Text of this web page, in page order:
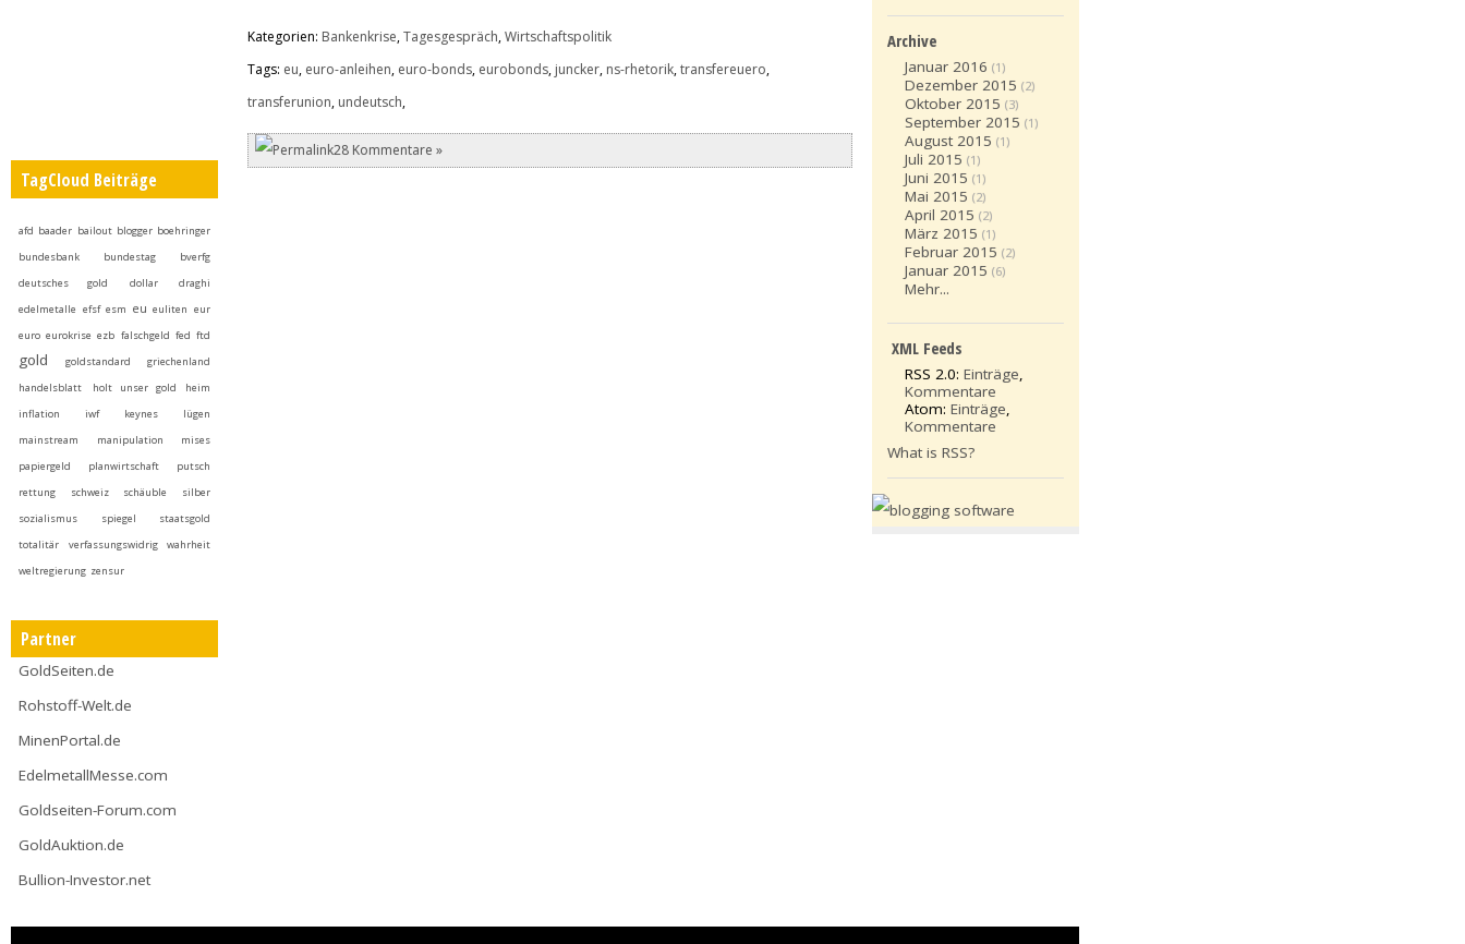
TagCloud Beiträge
afd baader bailout blogger boehringer
bundesbank
bundestag
bverfg
deutsches gold
dollar
draghi
edelmetalle efsf esm eu euliten eur
euro eurokrise ezb falschgeld fed ftd
gold goldstandard
griechenland
handelsblatt
holt unser gold heim
inflation
iwf keynes
lügen
mainstream
manipulation
mises
papiergeld
planwirtschaft
putsch
rettung
schweiz schäuble
silber
sozialismus
spiegel
staatsgold
totalitär
verfassungswidrig
wahrheit
weltregierung zensur
Partner
GoldSeiten.de
Rohstoff-Welt.de
MinenPortal.de
EdelmetallMesse.com
Goldseiten-Forum.com
GoldAuktion.de
Bullion-Investor.net
Kategorien: Bankenkrise,Tagesgespräch,Wirtschaftspolitik
Tags: eu, euro-anleihen, euro-bonds, eurobonds, juncker, ns-rhetorik,transfereuero,
transferunion, undeutsch,
28 Kommentare »
Archive
Januar 2016 (1)
Dezember 2015 (2)
Oktober 2015 (3)
September 2015 (1)
August 2015 (1)
Juli 2015 (1)
Juni 2015 (1)
Mai 2015 (2)
April 2015 (2)
März 2015 (1)
Februar 2015 (2)
Januar 2015 (6)
Mehr...
XML Feeds
RSS 2.0:Einträge,
Kommentare
Atom:Einträge,
Kommentare
What is RSS?